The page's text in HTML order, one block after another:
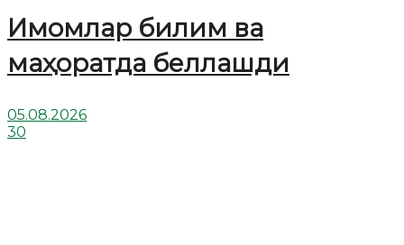
Имомлар билим ва
маҳоратда беллашди
05.08.2026
30